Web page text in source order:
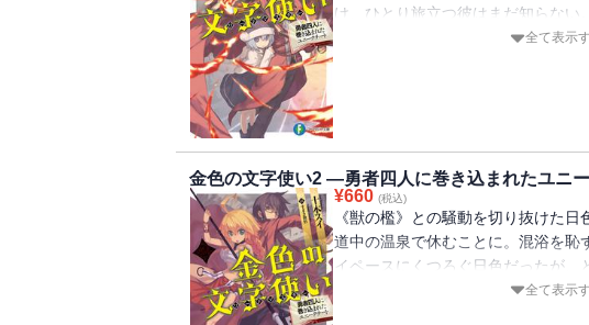
け、ひとり旅立つ彼はまだ知らない
ることになる未来を・・・・・・。
全て表示
金色の文字使い2 ―勇者四人に巻き込まれたユニ
¥660 (税込)
《獣の檻》との騒動を切り抜けた
道中の温泉で休むことに。混浴を恥
イペースにくつろぐ日色だったが
全て表示